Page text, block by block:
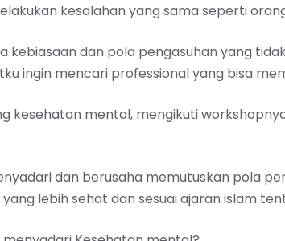
kesalahan yang sama seperti
kebiasaan dan pola pengasuhan yang
ingin mencari professional yang bisa
kesehatan mental, mengikuti
dan berusaha memutuskan pola
lebih sehat dan sesuai ajaran islam